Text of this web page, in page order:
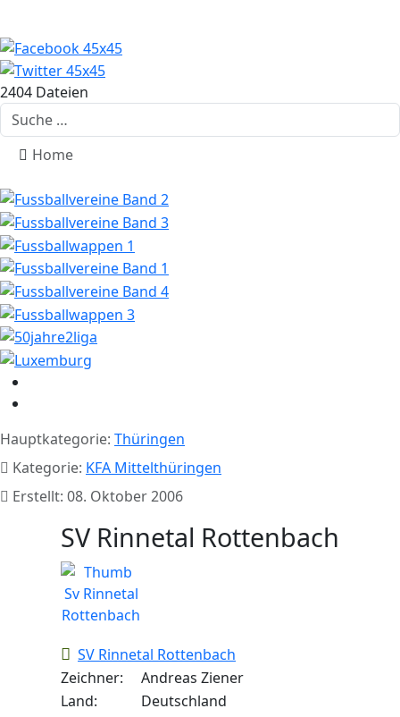
2404 Dateien
Suchen
Home
Hauptkategorie: Thüringen
Kategorie: KFA Mittelthüringen
Erstellt: 08. Oktober 2006
SV Rinnetal Rottenbach
SV Rinnetal Rottenbach
Zeichner:
Andreas Ziener
Land:
Deutschland